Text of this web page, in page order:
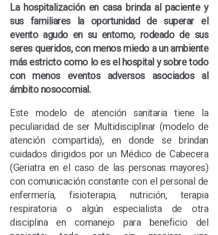
La hospitalización en casa brinda al paciente y
sus familiares la oportunidad de superar el
evento agudo en su entorno, rodeado de sus
seres queridos, con menos miedo a un ambiente
más estricto como lo es el hospital y sobre todo
con menos eventos adversos asociados al
ámbito nosocomial.
Este modelo de atención sanitaria tiene la
peculiaridad de ser Multidisciplinar (modelo de
atención compartida), en donde se brindan
cuidados dirigidos por un Médico de Cabecera
(Geriatra en el caso de las personas mayores)
con comunicación constante con el personal de
enfermería, fisioterapia, nutrición, terapia
respiratoria o algún especialista de otra
disciplina en comanejo para beneficio del